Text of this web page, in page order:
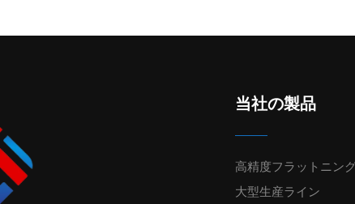
当社の製品
高精度フラットニン
大型生産ライン